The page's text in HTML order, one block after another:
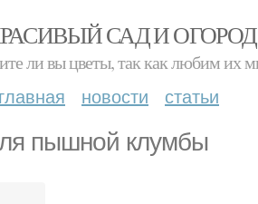
САД И ОГОРОД
ли вы цветы, так как любим их
главная новости статьи
пышной клумбы